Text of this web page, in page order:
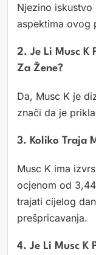
Njezino
aspektima ovog
2. Je Li Musc K
Za Žene?
Da, Musc K je
znači da je
3. Koliko Traja
Musc K ima
ocjenom od
trajati cijelog
prešpricavanja.
4. Je Li Musc K